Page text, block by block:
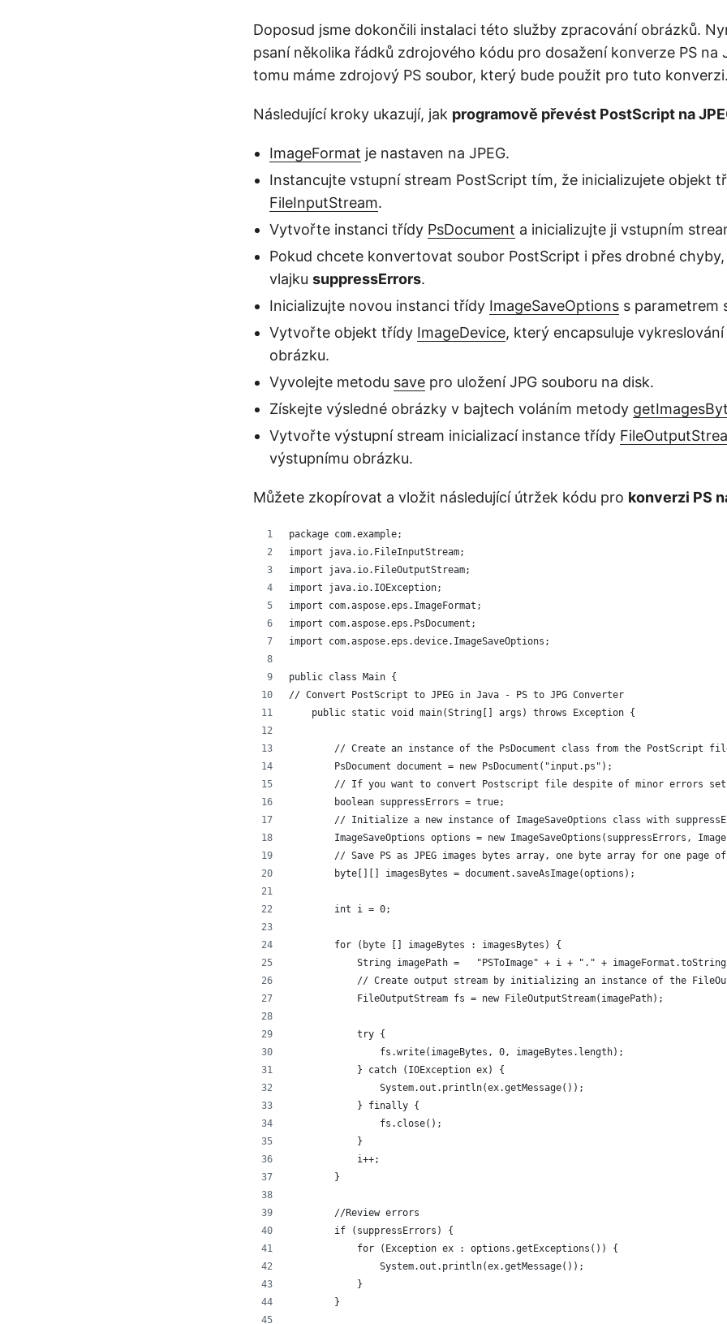
Doposud jsme dokončili instalaci této služby zpracování obrázků.
psaní několika řádků zdrojového kódu pro dosažení konverze PS na
tomu máme zdrojový PS soubor, který bude použit pro tuto konverzi.
Následující kroky ukazují, jak programově převést PostScript na
ImageFormat je nastaven na JPEG.
Instancujte vstupní stream PostScript tím, že inicializujete objekt
FileInputStream.
Vytvořte instanci třídy PsDocument a inicializujte ji vstupním
Pokud chcete konvertovat soubor PostScript i přes drobné
vlajku suppressErrors.
Inicializujte novou instanci třídy ImageSaveOptions s parametrem
Vytvořte objekt třídy ImageDevice, který encapsuluje
obrázku.
Vyvolejte metodu save pro uložení JPG souboru na disk.
Získejte výsledné obrázky v bajtech voláním metody
Vytvořte výstupní stream inicializací instance třídy
výstupnímu obrázku.
Můžete zkopírovat a vložit následující útržek kódu pro konverzi PS
package com.example;
import java.io.FileInputStream;
import java.io.FileOutputStream;
import java.io.IOException;
import com.aspose.eps.ImageFormat;
import com.aspose.eps.PsDocument;
import com.aspose.eps.device.ImageSaveOptions;
public class Main {
// Convert PostScript to JPEG in Java - PS to JPG Converter
    public static void main(String[] args) throws Exception {
// Create an instance of the PsDocument class from the PostScript
        PsDocument document = new PsDocument("input.ps");
// If you want to convert Postscript file despite of minor errors
        boolean suppressErrors = true;
// Initialize a new instance of ImageSaveOptions class with
ImageSaveOptions options = new ImageSaveOptions(suppressErrors,
// Save PS as JPEG images bytes array, one byte array for one page
        byte[][] imagesBytes = document.saveAsImage(options);
        int i = 0;
        for (byte [] imageBytes : imagesBytes) {
String imagePath =   "PSToImage" + i + "." +
// Create output stream by initializing an instance of the
            FileOutputStream fs = new FileOutputStream(imagePath);
            try {
                fs.write(imageBytes, 0, imageBytes.length);
            } catch (IOException ex) {
                System.out.println(ex.getMessage());
            } finally {
                fs.close();
            }
            i++;
        }
        //Review errors
        if (suppressErrors) {
            for (Exception ex : options.getExceptions()) {
                System.out.println(ex.getMessage());
            }
        }